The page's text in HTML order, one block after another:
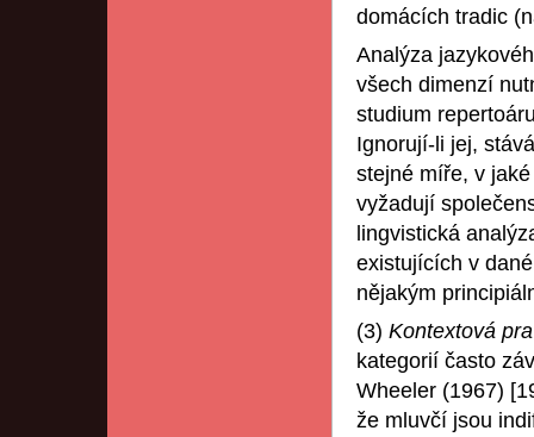
domácích tradic
Analýza
všech dimenzí
studium
Ignorují-li jej,
stejné míře, v
vyžadují
lingvistická
existujících v
nějakým
(3) Kontextová
kategorií často
Wheeler (1967)
že mluvčí jsou